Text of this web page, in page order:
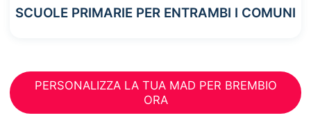
SCUOLE PRIMARIE PER ENTRAMBI I COMUNI
PERSONALIZZA LA TUA MAD PER BREMBIO
ORA